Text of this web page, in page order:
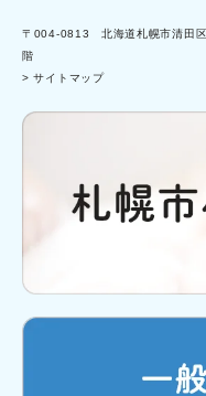
〒004-0813 北海道札幌市清田
階
> サイトマップ